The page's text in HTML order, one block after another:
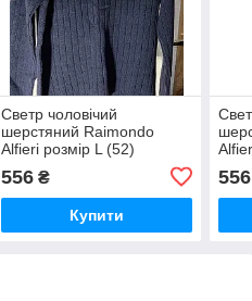
Светр чоловічий
шерстяний Raimondo
Alfieri розмір L (52)
556₴
Купити
556